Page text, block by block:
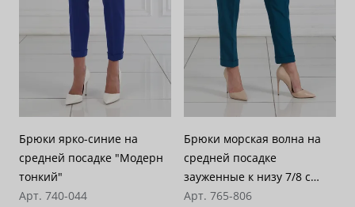
Брюки ярко-синие на
средней посадке "Модерн
тонкий"
Арт. 740-044
Брюки морская волна на
средней посадке
зауженные к низу 7/8 с
карманами "Доминикана"
Арт. 765-806